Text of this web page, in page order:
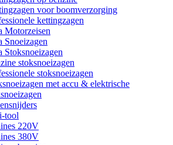
voor boomverzorging
kettingzagen
Motorzeisen
Snoeizagen
Stoksnoeizagen
stoksnoeizagen
stoksnoeizagen
met accu & elektrische
tool
220V
380V